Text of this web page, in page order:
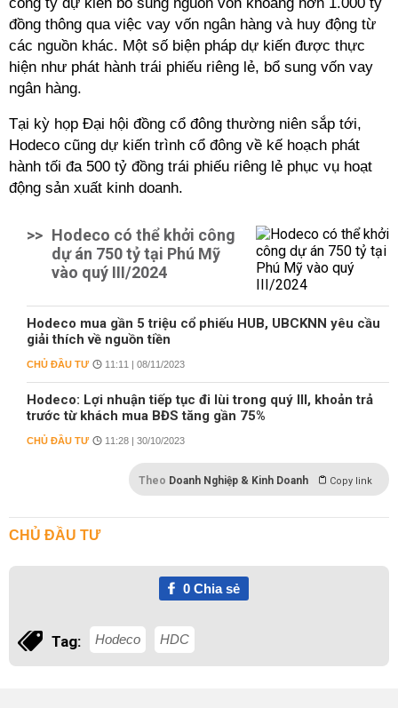
đồng thông qua việc vay vốn ngân hàng và huy động từ
các nguồn khác. Một số biện pháp dự kiến được thực
hiện như phát hành trái phiếu riêng lẻ, bổ sung vốn vay
ngân hàng.
Tại kỳ họp Đại hội đồng cổ đông thường niên sắp tới,
Hodeco cũng dự kiến trình cổ đông về kế hoạch phát
hành tối đa 500 tỷ đồng trái phiếu riêng lẻ phục vụ hoạt
động sản xuất kinh doanh.
>> Hodeco có thể khởi công
dự án 750 tỷ tại Phú Mỹ
vào quý III/2024
Hodeco mua gần 5 triệu cổ phiếu HUB, UBCKNN yêu cầu
giải thích về nguồn tiền
CHỦ ĐẦU TƯ 11:11 | 08/11/2023
Hodeco: Lợi nhuận tiếp tục đi lùi trong quý III, khoản trả
trước từ khách mua BĐS tăng gần 75%
CHỦ ĐẦU TƯ 11:28 | 30/10/2023
Theo Doanh Nghiệp & Kinh Doanh Copy link
CHỦ ĐẦU TƯ
0Chia sẻ
Tag: Hodeco HDC